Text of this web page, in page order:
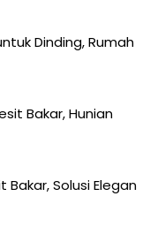
Dinding, Rumah
Bakar, Hunian
Solusi Elegan